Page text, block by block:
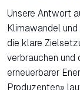
Unsere Antwort
Klimawandel
die klare
verbrauchen und
erneuerbarer
Produzenten»